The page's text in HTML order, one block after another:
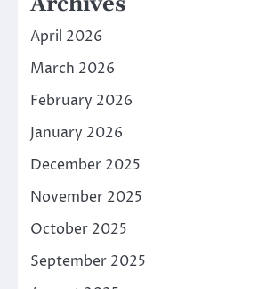
April 2026
March 2026
February 2026
January 2026
December 2025
November 2025
October 2025
September 2025